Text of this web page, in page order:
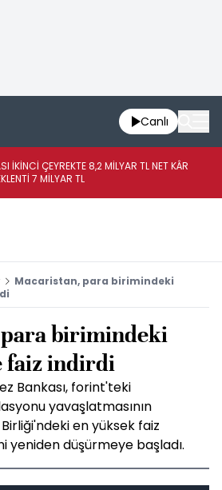
Canlı
İKİNCİ ÇEYREKTE 8,2 MİLYAR TL NET KÂR
7 MİLYAR TL
Macaristan, para birimindeki
birimindeki
faiz indirdi
Bankası, forint'teki
yavaşlatmasının
en yüksek faiz
yeniden düşürmeye başladı.